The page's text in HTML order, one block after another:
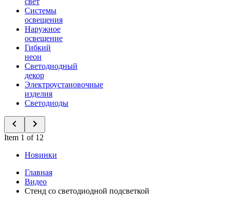
Системы
освещения
Наружное
освещение
Гибкий
неон
Светодиодный
декор
Электроустановочные
изделия
Светодиоды
Item 1 of 12
Новинки
Главная
Видео
Стенд со светодиодной подсветкой